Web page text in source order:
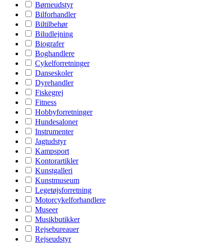
Børneudstyr
Bilforhandler
Biltilbehør
Biludlejning
Biografer
Boghandlere
Cykelforretninger
Danseskoler
Dyrehandler
Fiskegrej
Fitness
Hobbyforretninger
Hundesaloner
Instrumenter
Jagtudstyr
Kampsport
Kontorartikler
Kunstgalleri
Kunstmuseum
Legetøjsforretning
Motorcykelforhandlere
Museer
Musikbutikker
Rejsebureauer
Rejseudstyr